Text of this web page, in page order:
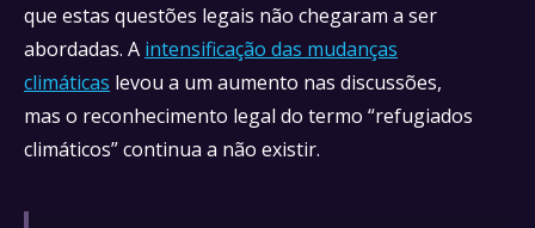
que estas questões legais não chegaram a ser
abordadas. A intensificação das mudanças
climáticas levou a um aumento nas discussões,
mas o reconhecimento legal do termo “refugiados
climáticos” continua a não existir.